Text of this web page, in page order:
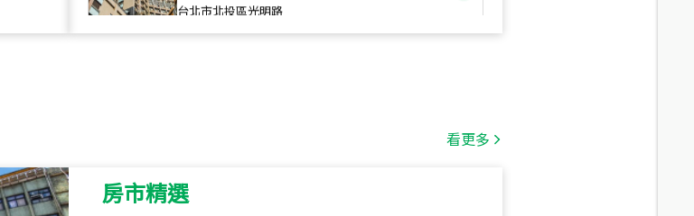
115
看更多
房市精選